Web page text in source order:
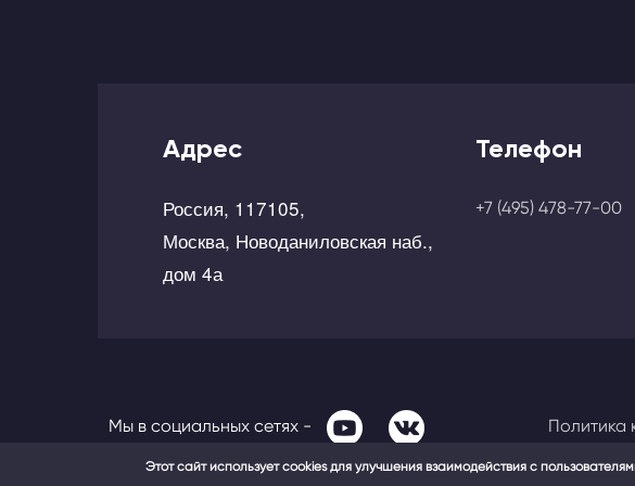
Адрес
Россия, 117105,
Москва, Новоданиловская наб.,
дом 4а
Телефон
+7 (495) 478-77-00
Мы в социальных сетях - Политика
Этот сайт использует cookies для улучшения взаимодействия с